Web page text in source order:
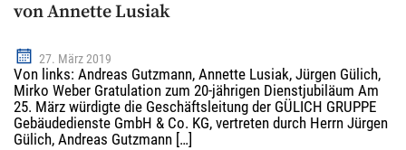
von Annette Lusiak
27. März 2019
Von links: Andreas Gutzmann, Annette Lusiak, Jürgen Gülich,
Mirko Weber Gratulation zum 20-jährigen Dienstjubiläum Am
25. März würdigte die Geschäftsleitung der GÜLICH GRUPPE
Gebäudedienste GmbH & Co. KG, vertreten durch Herrn Jürgen
Gülich, Andreas Gutzmann […]